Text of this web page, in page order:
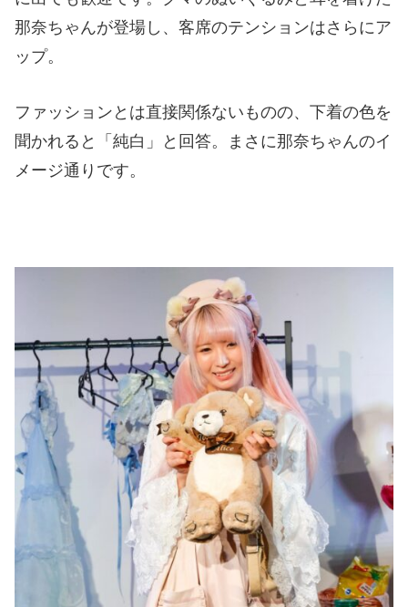
那奈ちゃんが登場し、客席のテンションはさらにア
ップ。
ファッションとは直接関係ないものの、下着の色を
聞かれると「純白」と回答。まさに那奈ちゃんのイ
メージ通りです。